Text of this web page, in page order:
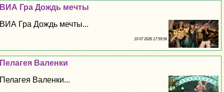
ВИА Гра Дождь мечты
ВИА Гра Дождь мечты...
19 07 2026 17:59:56
Пелагея Валенки
Пелагея Валенки...